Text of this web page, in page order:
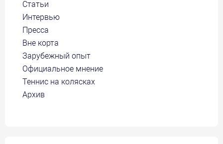
Статьи
Интервью
Пресса
Вне корта
Зарубежный опыт
Официальное мнение
Теннис на колясках
Архив